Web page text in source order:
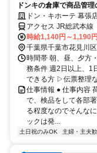
ドンキの倉庫で商品管
認作業が得意な方歓迎！
ドン・キホーテ 幕張
アクセス JR総武本線
時給1,140円～1,190円
千葉県千葉市花見川区
時間帯 朝、昼、夕方
務条件 週2日以上、1
できる方 ▷伝票整理
仕事情報 ● 仕事内容
で、検品をして各部
る程度なのでそんな
ックは発...
土日祝のみOK 主婦・主夫